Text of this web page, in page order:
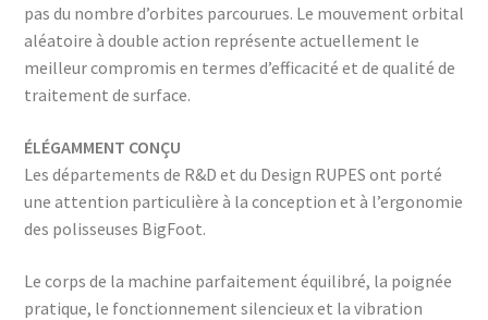
pas du nombre d’orbites parcourues. Le mouvement orbital
aléatoire à double action représente actuellement le
meilleur compromis en termes d’efficacité et de qualité de
traitement de surface.
ÉLÉGAMMENT CONÇU
Les départements de R&D et du Design RUPES ont porté
une attention particulière à la conception et à l’ergonomie
des polisseuses BigFoot.
Le corps de la machine parfaitement équilibré, la poignée
pratique, le fonctionnement silencieux et la vibration